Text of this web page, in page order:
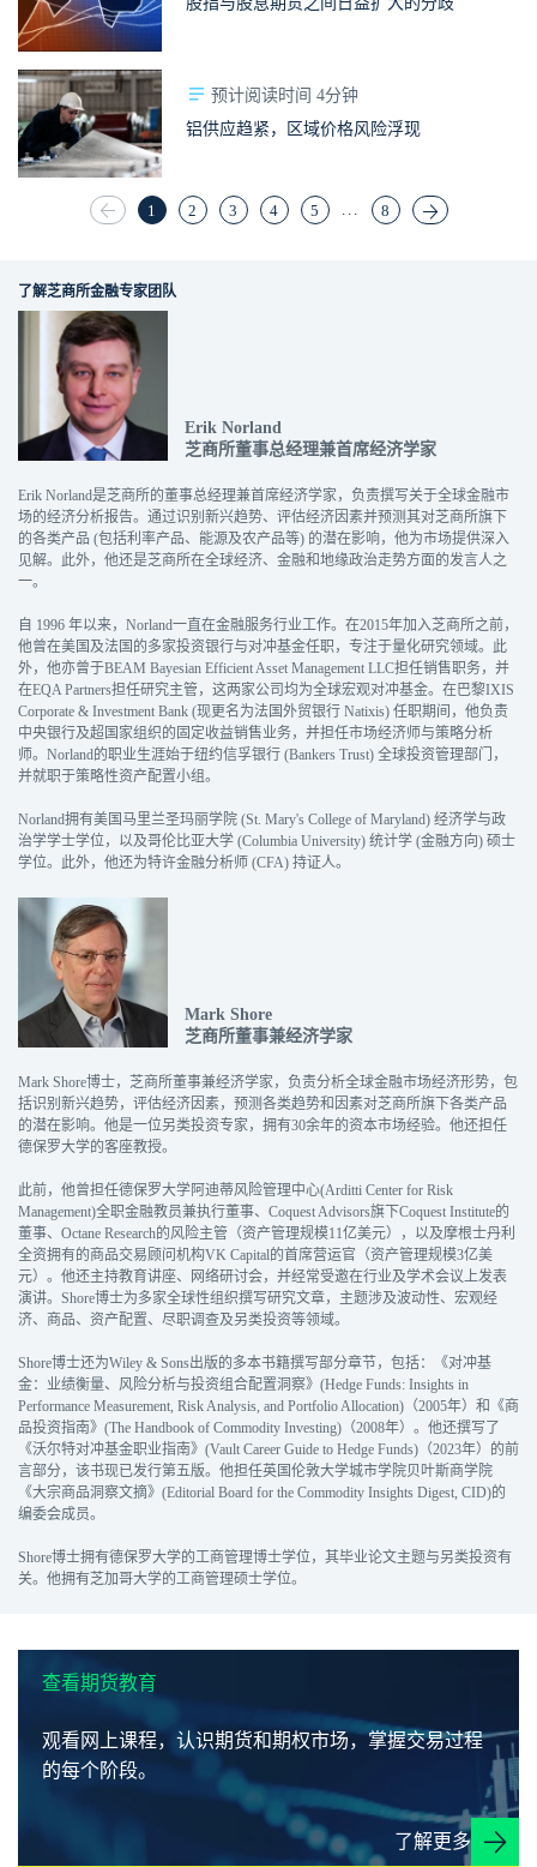
预计阅读时间 4分钟
铝供应趋紧，区域价格风险浮现
1 2 3 4 5 ... 8
了解芝商所金融专家团队
Erik Norland
芝商所董事总经理兼首席经济学家
Erik Norland是芝商所的董事总经理兼首席经济学家，负责撰写关于全球金融市
场的经济分析报告。通过识别新兴趋势、评估经济因素并预测其对芝商所旗下
的各类产品 (包括利率产品、能源及农产品等) 的潜在影响，他为市场提供深入
见解。此外，他还是芝商所在全球经济、金融和地缘政治走势方面的发言人之
一。
自 1996 年以来，Norland一直在金融服务行业工作。在2015年加入芝商所之前，
他曾在美国及法国的多家投资银行与对冲基金任职，专注于量化研究领域。此
外，他亦曾于BEAM Bayesian Efficient Asset Management LLC担任销售职务，并
在EQA Partners担任研究主管，这两家公司均为全球宏观对冲基金。在巴黎IXIS
Corporate & Investment Bank (现更名为法国外贸银行 Natixis) 任职期间，他负责
中央银行及超国家组织的固定收益销售业务，并担任市场经济师与策略分析
师。Norland的职业生涯始于纽约信孚银行 (Bankers Trust) 全球投资管理部门，
并就职于策略性资产配置小组。
Norland拥有美国马里兰圣玛丽学院 (St. Mary's College of Maryland) 经济学与政
治学学士学位，以及哥伦比亚大学 (Columbia University) 统计学 (金融方向) 硕士
学位。此外，他还为特许金融分析师 (CFA) 持证人。
Mark Shore
芝商所董事兼经济学家
Mark Shore博士，芝商所董事兼经济学家，负责分析全球金融市场经济形势，包
括识别新兴趋势，评估经济因素，预测各类趋势和因素对芝商所旗下各类产品
的潜在影响。他是一位另类投资专家，拥有30余年的资本市场经验。他还担任
德保罗大学的客座教授。
此前，他曾担任德保罗大学阿迪蒂风险管理中心(Arditti Center for Risk
Management)全职金融教员兼执行董事、Coquest Advisors旗下Coquest Institute的
董事、Octane Research的风险主管（资产管理规模11亿美元），以及摩根士丹利
全资拥有的商品交易顾问机构VK Capital的首席营运官（资产管理规模3亿美
元）。他还主持教育讲座、网络研讨会，并经常受邀在行业及学术会议上发表
演讲。Shore博士为多家全球性组织撰写研究文章，主题涉及波动性、宏观经
济、商品、资产配置、尽职调查及另类投资等领域。
Shore博士还为Wiley & Sons出版的多本书籍撰写部分章节，包括：《对冲基
金：业绩衡量、风险分析与投资组合配置洞察》(Hedge Funds: Insights in
Performance Measurement, Risk Analysis, and Portfolio Allocation)（2005年）和《商
品投资指南》(The Handbook of Commodity Investing)（2008年）。他还撰写了
《沃尔特对冲基金职业指南》(Vault Career Guide to Hedge Funds)（2023年）的前
言部分，该书现已发行第五版。他担任英国伦敦大学城市学院贝叶斯商学院
《大宗商品洞察文摘》(Editorial Board for the Commodity Insights Digest, CID)的
编委会成员。
Shore博士拥有德保罗大学的工商管理博士学位，其毕业论文主题与另类投资有
关。他拥有芝加哥大学的工商管理硕士学位。
查看期货教育
观看网上课程，认识期货和期权市场，掌握交易过程
的每个阶段。
了解更多